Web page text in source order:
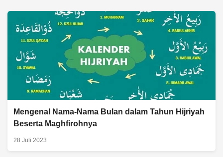
Mengenal Nama-Nama Bulan dalam Tahun Hijriyah
Beserta Maghfirohnya
28 Juli 2023